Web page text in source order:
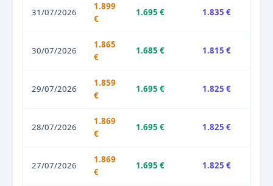
31/07/2026
1.899
€
1.695 € 1.835 €
30/07/2026
1.865
€
1.685 € 1.815 €
29/07/2026
1.859
€
1.695 € 1.825 €
28/07/2026
1.869
€
1.695 € 1.825 €
27/07/2026
1.869
€
1.695 € 1.825 €